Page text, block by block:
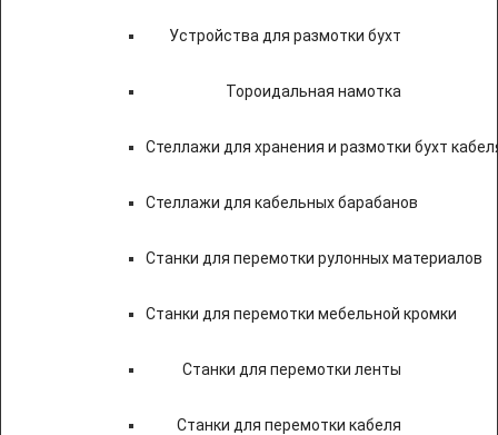
Устройства для размотки бухт
Тороидальная намотка
Стеллажи для хранения и размотки бухт
Стеллажи для кабельных барабанов
Станки для перемотки рулонных материалов
Станки для перемотки мебельной кромки
Станки для перемотки ленты
Станки для перемотки кабеля